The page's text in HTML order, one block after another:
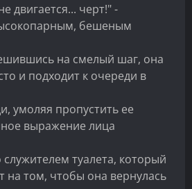
двигается... черт!" -
бешеным
на смелый шаг, она
и подходит к очереди в
умоляя пропустить ее
выражение лица
туалета, который
на том, чтобы она вернулась